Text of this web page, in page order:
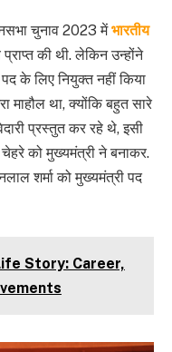
चुनाव 2023 मेंभारतीय
की थी. लेकिन उन्होंने
के लिए नियुक्त नहीं किया
माहौल था, क्योंकि बहुत सारे
प्रस्तुत कर रहे थे, इसी
चेहरे को मुख्यमंत्री ने बनाकर.
शर्मा को मुख्यमंत्री पद
Story: Career,